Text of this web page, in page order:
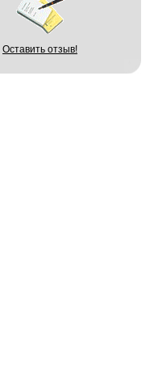
Оставить отзыв!